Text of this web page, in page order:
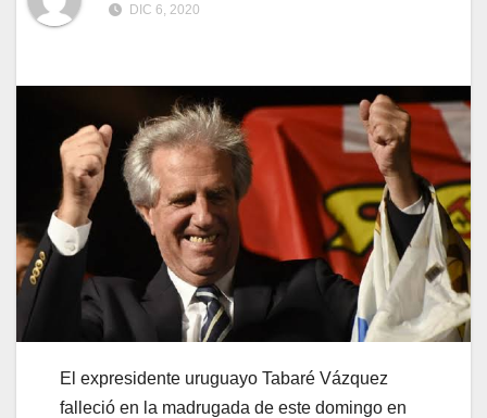
DIC 6, 2020
El expresidente uruguayo Tabaré Vázquez
falleció en la madrugada de este domingo en